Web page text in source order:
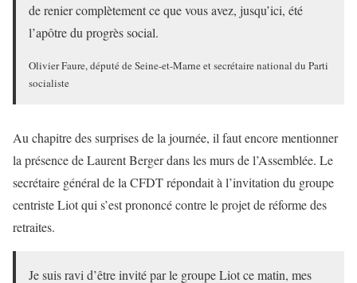
de renier complètement ce que vous avez, jusqu’ici, été
l’apôtre du progrès social.
Olivier Faure, député de Seine-et-Marne et secrétaire national du Parti
socialiste
Au chapitre des surprises de la journée, il faut encore mentionner
la présence de Laurent Berger dans les murs de l’Assemblée. Le
secrétaire général de la CFDT répondait à l’invitation du groupe
centriste Liot qui s’est prononcé contre le projet de réforme des
retraites.
Je suis ravi d’être invité par le groupe Liot ce matin, mes